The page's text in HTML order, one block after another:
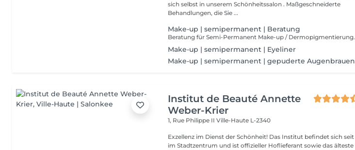
sich selbst in unserem Schönheitssalon . Maßgeschneiderte
Behandlungen, die Sie ...
Make-up | semipermanent | Beratung
Make-up | semipermanent | Eyeliner
Make-up | semipermanent | gepuderte Augenbrauen
Institut de Beauté Annette
Weber-Krier
1, Rue Philippe IIVille-Haute L-2340
Exzellenz im Dienst der Schönheit! Das Institut befindet sich seit 1970
im Stadtzentrum und ist offizieller Hoflieferant sowie das älteste